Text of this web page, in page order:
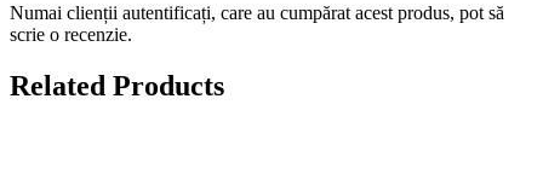
Numai clienții autentificați, care au cumpărat acest produs, pot să
scrie o recenzie.
Related Products